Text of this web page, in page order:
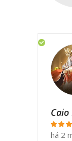
há 2